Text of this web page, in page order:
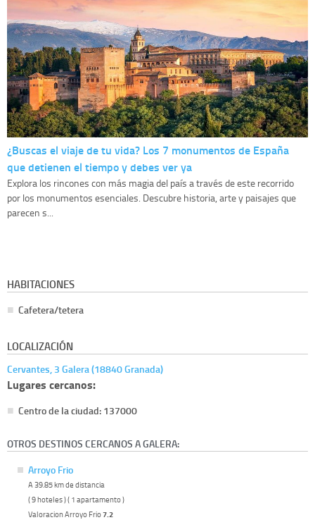
¿Buscas el viaje de tu vida? Los 7 monumentos de España
que detienen el tiempo y debes ver ya
Explora los rincones con más magia del país a través de este recorrido
por los monumentos esenciales. Descubre historia, arte y paisajes que
parecen s...
HABITACIONES
Cafetera/tetera
LOCALIZACIÓN
Cervantes, 3 Galera (18840 Granada)
Lugares cercanos:
Centro de la ciudad: 137000
OTROS DESTINOS CERCANOS A GALERA:
Arroyo Frio
A 39.85 km de distancia
( 9 hoteles ) ( 1 apartamento )
Valoracion Arroyo Frio7.2